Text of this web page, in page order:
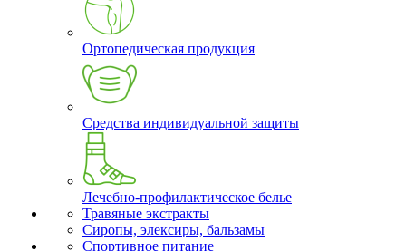
Ортопедическая продукция
Средства индивидуальной защиты
Лечебно-профилактическое белье
Травяные экстракты
Сиропы, элексиры, бальзамы
Спортивное питание